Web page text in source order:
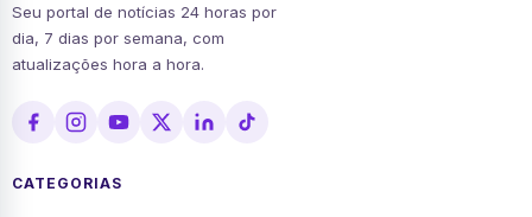
Seu portal de notícias 24 horas por
dia, 7 dias por semana, com
atualizações hora a hora.
CATEGORIAS